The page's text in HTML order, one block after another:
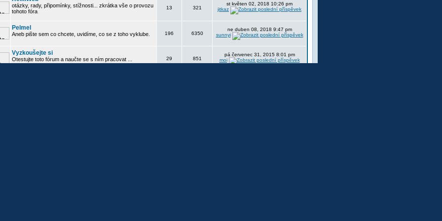
otázky, rady, připomínky, stížnosti... zkrátka vše o provozu
tohoto fóra
13 321
st květen 02, 2018 10:26 pm
jitkaz
Pelmel
Aneb pište sem co chcete, uvidíme, co se z toho vyklube. 196 6350
ne duben 08, 2018 9:47 pm
sunnyi
Vyzkoušejte si
Otestujte toto fórum a naučte se s ním pracovat ... 29 851
pá červenec 31, 2015 8:01 pm
moi